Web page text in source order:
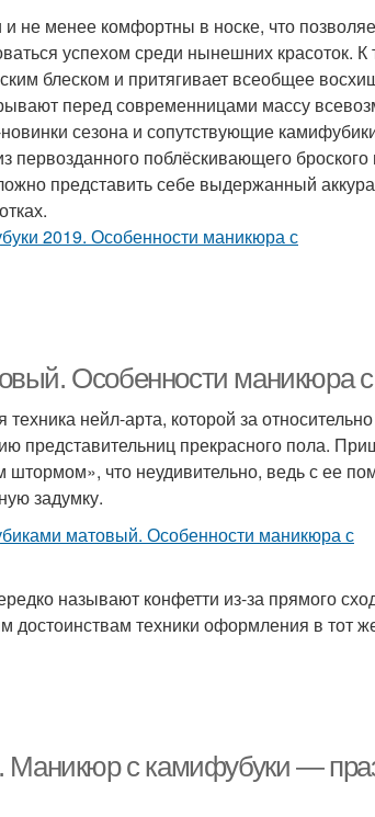
не менее комфортны в носке, что
успехом среди нынешних красоток.
блеском и притягивает всеобщее
перед современницами массу
сезона и сопутствующие
первозданного поблёскивающего броского
представить себе выдержанный
Особенности маникюра
нейл-арта, которой за
представительниц прекрасного пола.
штормом», что неудивительно, ведь с ее
задумку.
называют конфетти из-за прямого
техники оформления в тот
с камифубуки —